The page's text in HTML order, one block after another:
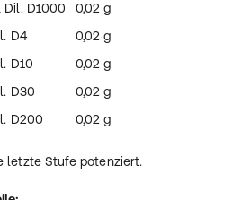
D1000
0,02 g
D4
0,02 g
D10
0,02 g
D30
0,02 g
D200
0,02 g
letzte Stufe potenziert.